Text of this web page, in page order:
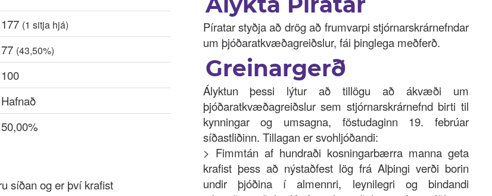
177 (1 sitja hjá)
77 (43,50%)
100
Hafnað
50,00%
síðan og er því krafist
Píratar styðja að drög að frumvarpi stjórnarskrárnefndar
um þjóðaratkvæðagreiðslur, fái þinglega meðferð.
Greinargerð
Ályktun þessi lýtur að tillögu að ákvæði um
þjóðaratkvæðagreiðslur sem stjórnarskrárnefnd birti til
kynningar og umsagna, föstudaginn 19. febrúar
síðastliðinn. Tillagan er svohljóðandi:
> Fimmtán af hundraði kosningarbærra manna geta
krafist þess að nýstaðfest lög frá Alþingi verði borin
undir þjóðina í almennri, leynilegri og bindandi